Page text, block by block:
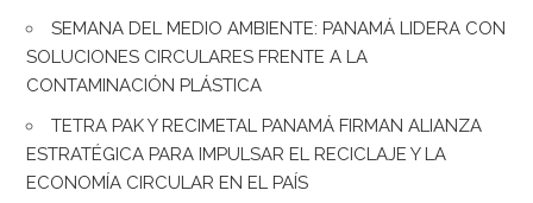
SEMANA DEL MEDIO AMBIENTE: PANAMÁ LIDERA CON
SOLUCIONES CIRCULARES FRENTE A LA
CONTAMINACIÓN PLÁSTICA
TETRA PAK Y RECIMETAL PANAMÁ FIRMAN ALIANZA
ESTRATÉGICA PARA IMPULSAR EL RECICLAJE Y LA
ECONOMÍA CIRCULAR EN EL PAÍS